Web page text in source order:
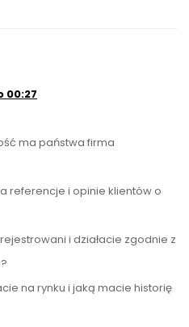
00:27
ma państwa firma
referencje i opinie klientów o
i działacie zgodnie z
na rynku i jaką macie historię